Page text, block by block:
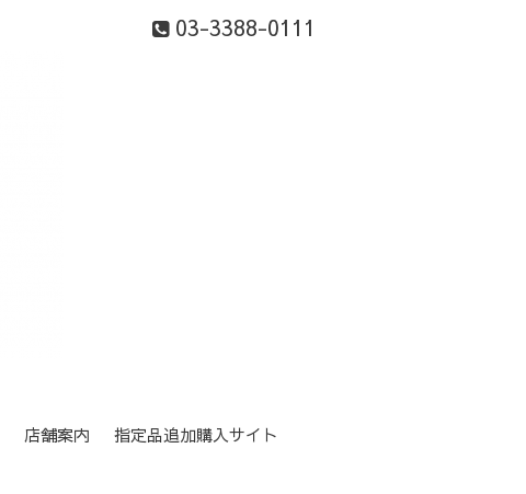
03-3388-0111
店舗案内
指定品追加購入サイト